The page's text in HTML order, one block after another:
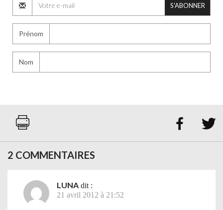
S'ABONNER
Prénom
Nom
 
2 COMMENTAIRES
LUNA dit :
21 avril 2012 à 21:52